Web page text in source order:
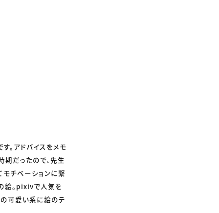
。アドバイスをメモ
期だったので、先生
モチベーションに繋
絵。pixivで人気を
の可愛い系に絵のテ